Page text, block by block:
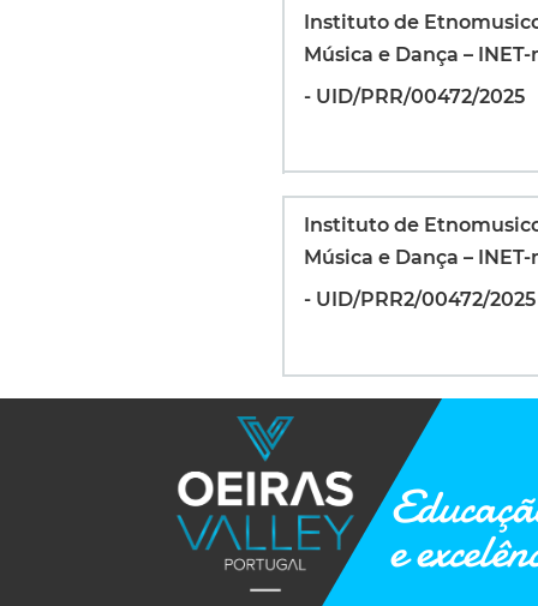
Instituto de
Música e Dança –
- UID/PRR/00472/2025
Instituto de
Música e Dança –
- UID/PRR2/00472/2025
e